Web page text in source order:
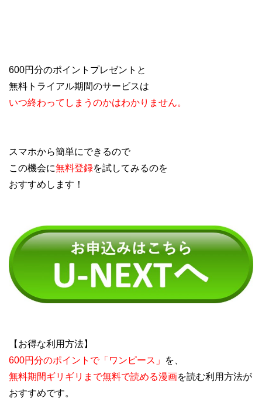
600円分のポイントプレゼントと
無料トライアル期間のサービスは
いつ終わってしまうのかはわかりません。
スマホから簡単にできるので
この機会に無料登録を試してみるのを
おすすめします！
【お得な利用方法】
600円分のポイントで「ワンピース」
を、
無料期間ギリギリまで無料で読める漫画を読む利用方法が
おすすめです。